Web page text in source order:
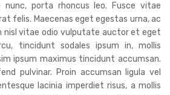
nunc, porta rhoncus leo. Fusce vitae
felis. Maecenas eget egestas urna, ac
nisl vitae odio vulputate auctor et eget
tincidunt sodales ipsum in, mollis
ipsum maximus tincidunt accumsan.
pulvinar. Proin accumsan ligula vel
lacinia imperdiet risus, a mollis